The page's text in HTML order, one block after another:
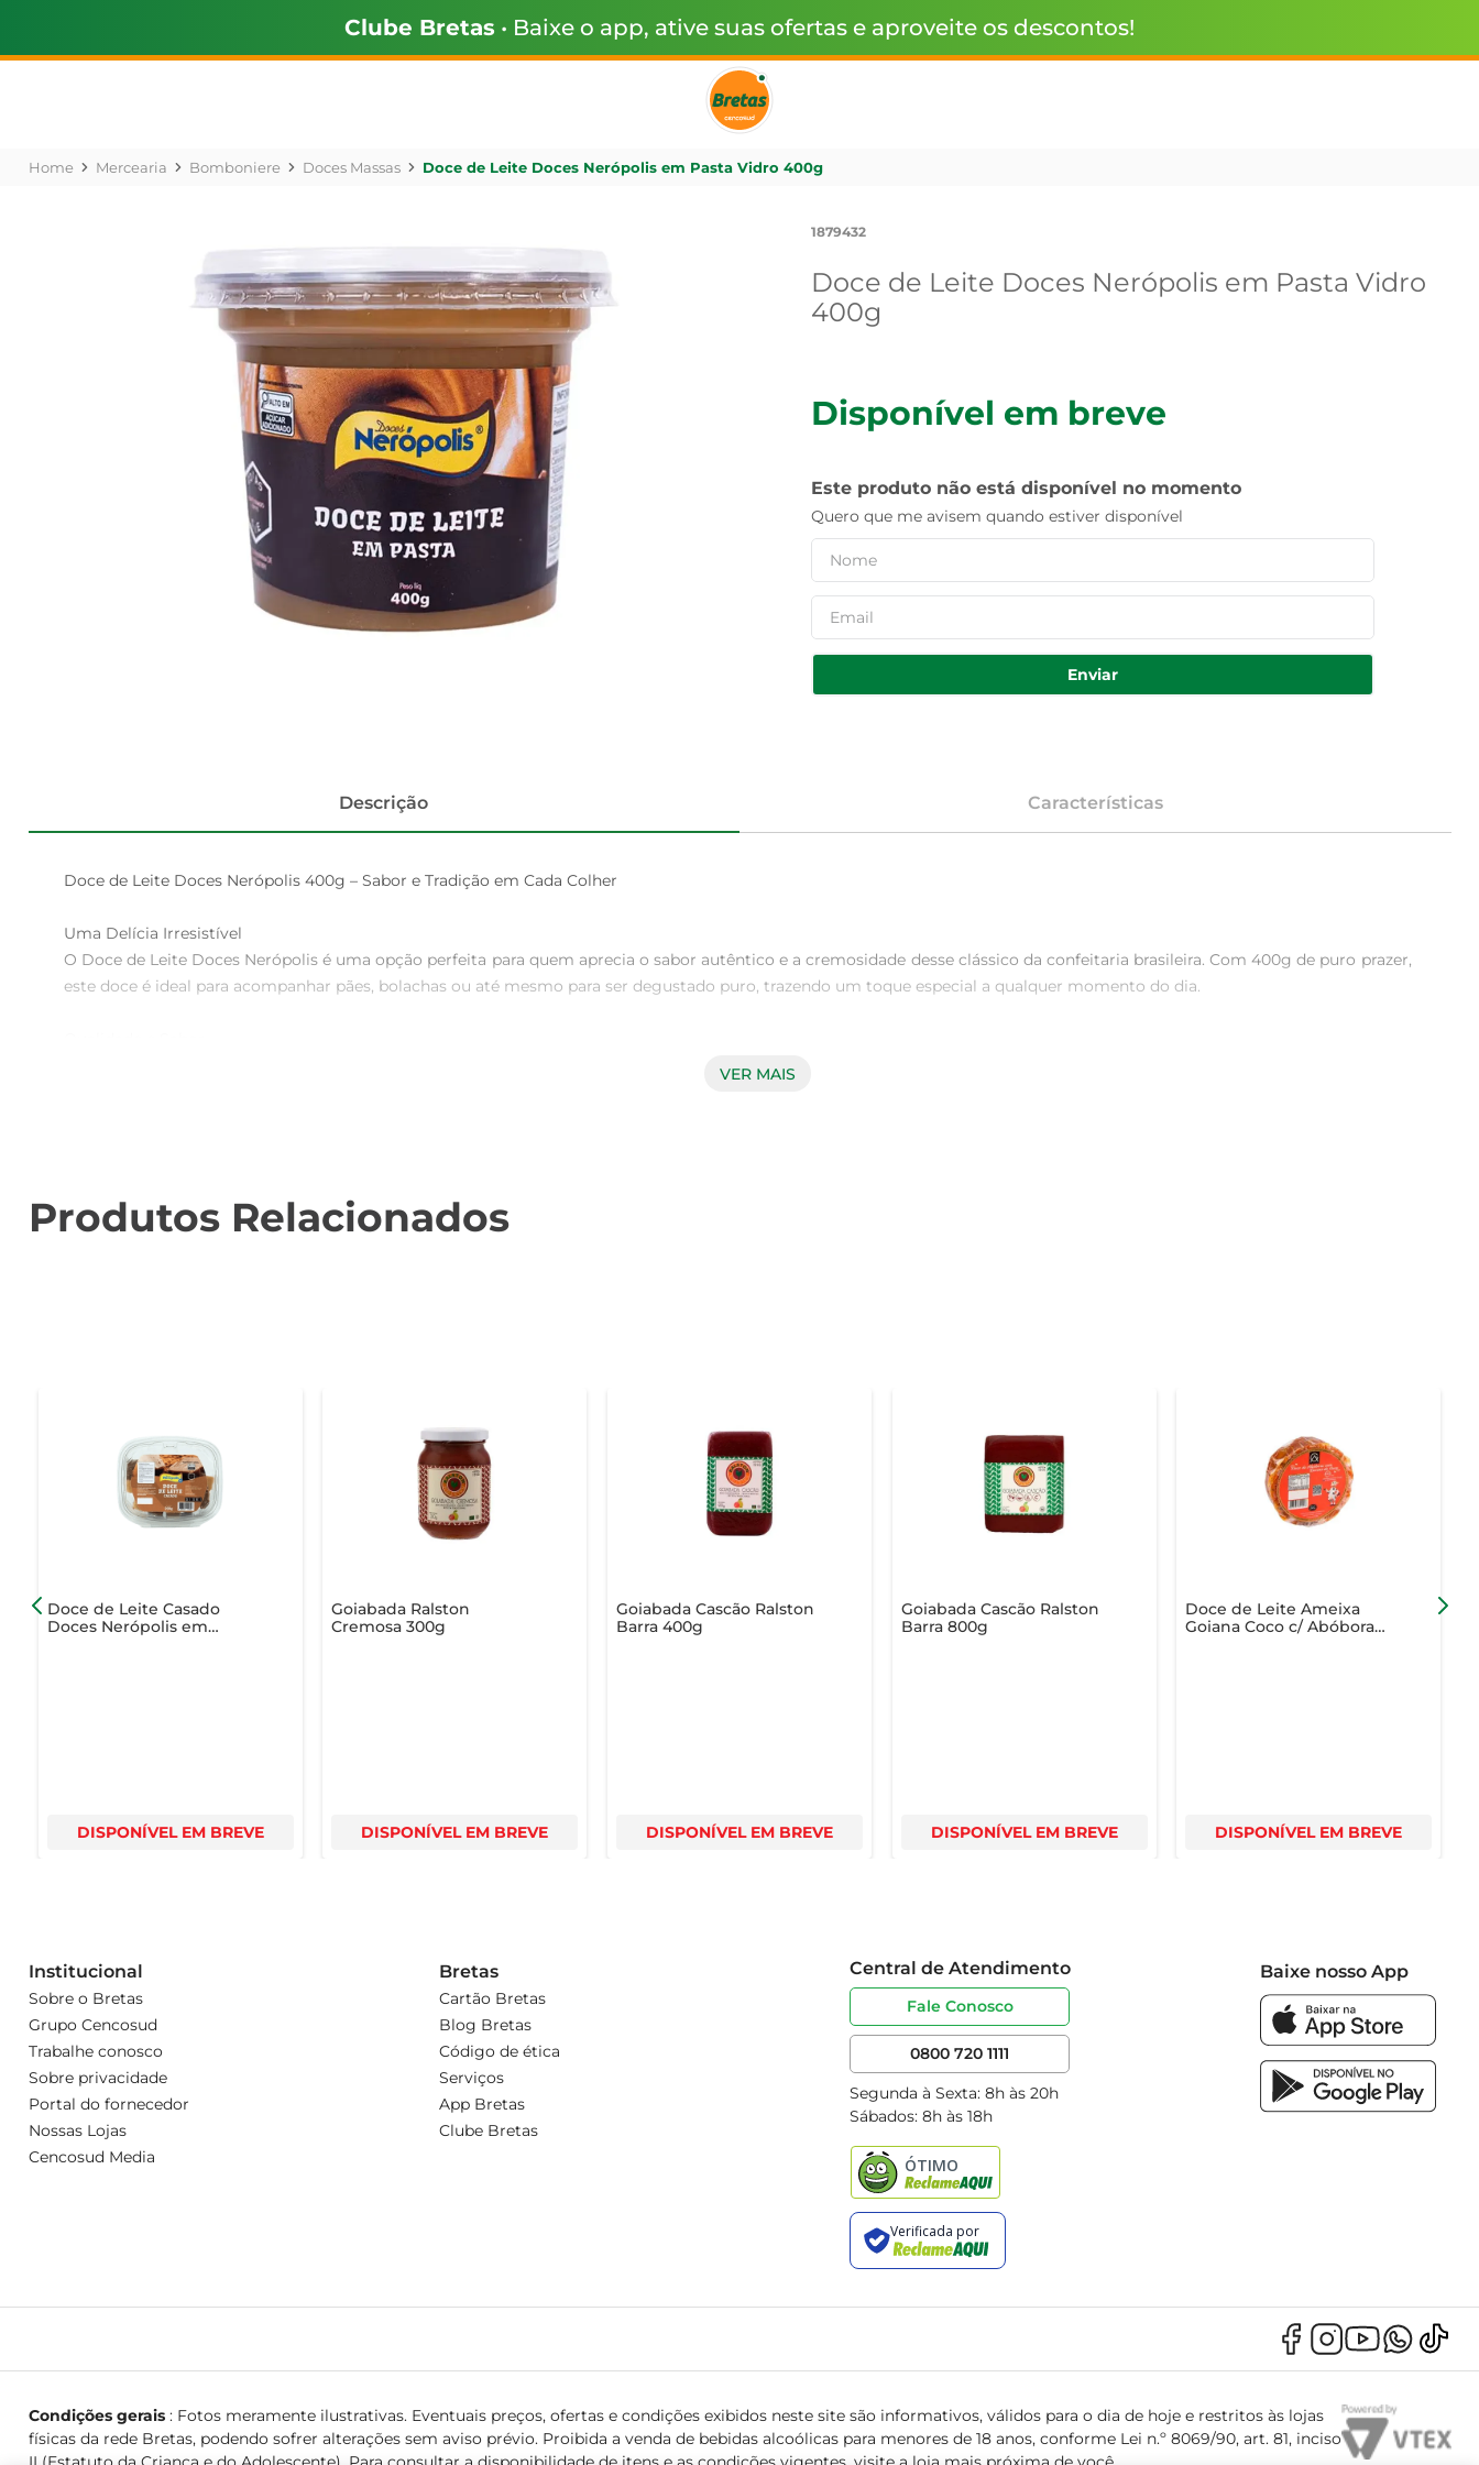
Clube Bretas • Baixe o app, ative suas ofertas e aproveite os descontos!
Mercearia Bomboniere Doces Massas Doce de Leite Doces Nerópolis em Pasta Vidro 400g
1879432
Doce de Leite Doces Nerópolis em Pasta Vidro
400g
Disponível em breve
Este produto não está disponível no momento
Quero que me avisem quando estiver disponível
Enviar
Descrição Características
Doce de Leite Doces Nerópolis 400g – Sabor e Tradição em Cada Colher
Uma Delícia Irresistível
O Doce de Leite Doces Nerópolis é uma opção perfeita para quem aprecia o sabor autêntico e a cremosidade desse clássico da confeitaria brasileira. Com 400g de puro prazer,
este doce é ideal para acompanhar pães, bolachas ou até mesmo para ser degustado puro, trazendo um toque especial a qualquer momento do dia.
Produzido com ingredientes selecionados, o Doce de Leite Doces Nerópolis destaca-se pela sua textura suave e sabor inconfundível. A receita tradicional garante que cada
Este doce é extremamente versátil e pode ser utilizado em diversas receitas. Seja para rechear bolos, tortas ou para criar uma deliciosa calda sobre sorvetes, o Doce de Leite
Doces Nerópolis é um ingrediente que eleva o sabor de qualquer prato. Além disso, pode ser servido em festas e celebrações, encantando os convidados com seu sabor
O produto vem em uma embalagem de 400g, ideal para compartilhar ou para ter sempre à mão em casa. Armazenar em local fresco e seco, longe da luz direta, garante a
preservação de suas características por mais tempo.
Experimente o Doce de Leite Doces Nerópolis e descubra como um simples doce pode transformar suas refeições em momentos especiais!
VER MAIS
Produtos Relacionados
Doce de Leite Casado
Doces Nerópolis em
DISPONÍVEL EM BREVE
Goiabada Ralston
Cremosa 300g
DISPONÍVEL EM BREVE
Goiabada Cascão Ralston
Barra 400g
DISPONÍVEL EM BREVE
Goiabada Cascão Ralston
Barra 800g
DISPONÍVEL EM BREVE
Doce de Leite Ameixa
Goiana Coco c/ Abóbora
DISPONÍVEL EM BREVE
Institucional
Sobre o Bretas
Grupo Cencosud
Trabalhe conosco
Sobre privacidade
Portal do fornecedor
Nossas Lojas
Cencosud Media
Bretas
Cartão Bretas
Blog Bretas
Código de ética
Serviços
App Bretas
Clube Bretas
Central de Atendimento
Fale Conosco
0800 720 1111
Segunda à Sexta: 8h às 20h
Sábados: 8h às 18h
Baixe nosso App
Condições gerais: Fotos meramente ilustrativas. Eventuais preços, ofertas e condições exibidos neste site são informativos, válidos para o dia de hoje e restritos às lojas
físicas da rede Bretas, podendo sofrer alterações sem aviso prévio. Proibida a venda de bebidas alcoólicas para menores de 18 anos, conforme Lei n.º 8069/90, art. 81, inciso